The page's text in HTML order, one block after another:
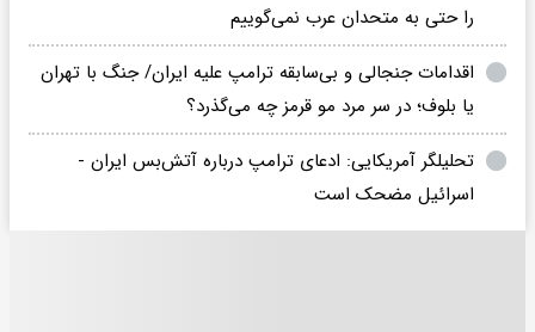
را حتی به متحدان عرب نمی‌گوییم
اقدامات جنجالی و بی‌سابقه ترامپ علیه ایران/ جنگ با تهران
یا بلوف؛ در سر مرد مو قرمز چه می‌گذرد؟
تحلیلگر آمریکایی: ادعای ترامپ درباره آتش‌بس ایران -
اسرائیل مضحک است